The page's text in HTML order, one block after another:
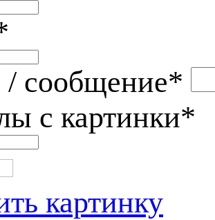
/ сообщение*
с картинки*
картинку